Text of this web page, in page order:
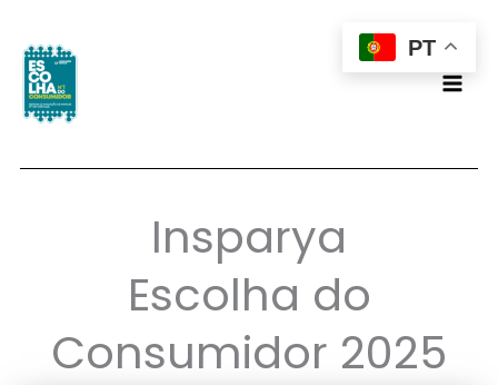
Skip
content
Insparya
Escolha do
Consumidor 2025
PT